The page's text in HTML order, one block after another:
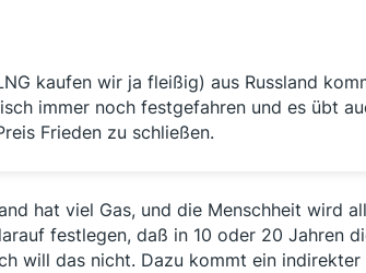
kaufen wir ja fleißig) aus Russland
immer noch festgefahren und es übt
Frieden zu schließen.
hat viel Gas, und die Menschheit wird
festlegen, daß in 10 oder 20 Jahren
will das nicht. Dazu kommt ein